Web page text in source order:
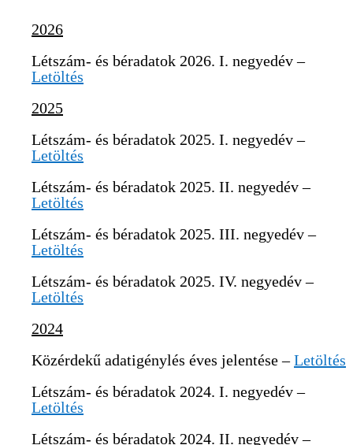
2026
Létszám- és béradatok 2026. I. negyedév –
Letöltés
2025
Létszám- és béradatok 2025. I. negyedév –
Letöltés
Létszám- és béradatok 2025. II. negyedév –
Letöltés
Létszám- és béradatok 2025. III. negyedév –
Letöltés
Létszám- és béradatok 2025. IV. negyedév –
Letöltés
2024
Közérdekű adatigénylés éves jelentése –Letöltés
Létszám- és béradatok 2024. I. negyedév –
Letöltés
Létszám- és béradatok 2024. II. negyedév –